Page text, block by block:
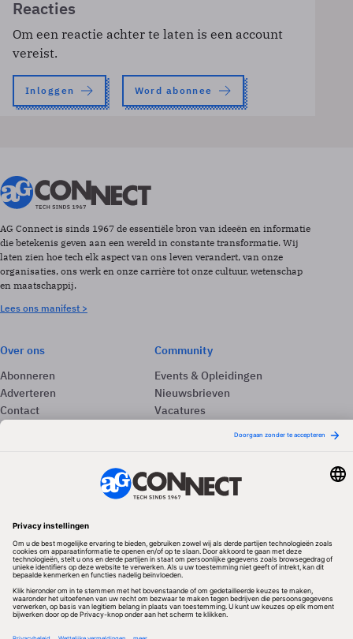
Reacties
Om een reactie achter te laten is een account
vereist.
Inloggen Word abonnee
AG Connect is sinds 1967 de essentiële bron van ideeën en informatie
die betekenis geven aan een wereld in constante transformatie. Wij
laten zien hoe tech elk aspect van ons leven verandert, van onze
organisaties, ons werk en onze carrière tot onze cultuur, wetenschap
en maatschappij.
Lees ons manifest >
Over ons
Abonneren
Adverteren
Contact
Colofon
Community
Events & Opleidingen
Nieuwsbrieven
Vacatures
Redactionele partner